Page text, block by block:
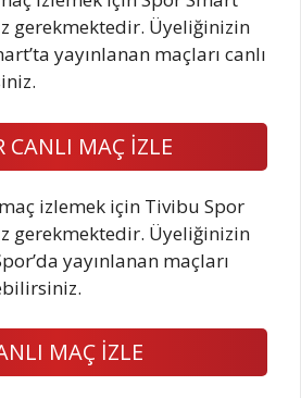
gerekmektedir. Üyeliğinizin
yayınlanan maçları canlı
CANLI MAÇ İZLE
izlemek için Tivibu Spor
gerekmektedir. Üyeliğinizin
yayınlanan maçları
MAÇ İZLE